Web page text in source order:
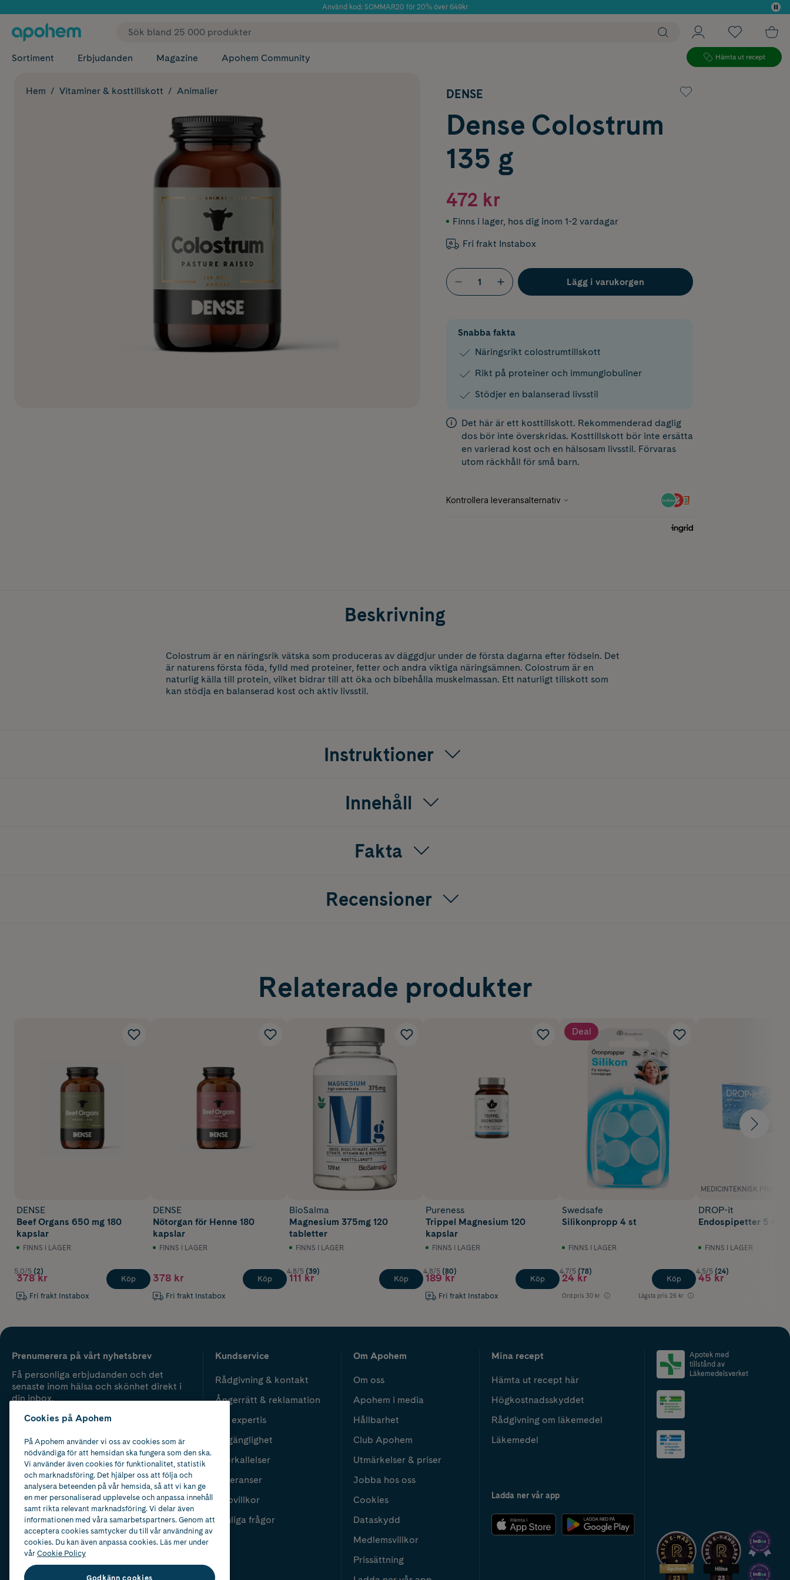
Använd kod: SOMMAR20 för 20% över 649kr
✓ Fri frakt
Sortiment Erbjudanden Magazine Apohem Community Hämta ut recept
Hem Vitaminer & kosttillskott Animalier DENSE
Dense Colostrum
135 g
472 kr
Finns i lager, hos dig inom 1-2 vardagar
Fri frakt Instabox
Lägg i varukorgen
Snabba fakta
Näringsrikt colostrumtillskott
Rikt på proteiner och immunglobuliner
Stödjer en balanserad livsstil
Det här är ett kosttillskott. Rekommenderad daglig
dos bör inte överskridas. Kosttillskott bör inte ersätta
en varierad kost och en hälsosam livsstil. Förvaras
utom räckhåll för små barn.
Beskrivning
Colostrum är en näringsrik vätska som produceras av däggdjur under de första dagarna efter födseln. Det
är naturens första föda, fylld med proteiner, fetter och andra viktiga näringsämnen. Colostrum är en
naturlig källa till protein, vilket bidrar till att öka och bibehålla muskelmassan. Ett naturligt tillskott som
kan stödja en balanserad kost och aktiv livsstil.
Instruktioner
Innehåll
Fakta
Recensioner
Relaterade produkter
DENSE
Beef Organs 650 mg 180
kapslar
FINNS I LAGER
5.0/5 (2)
378 kr
Fri frakt Instabox
Köp
DENSE
Nötorgan för Henne 180
kapslar
FINNS I LAGER
378 kr
Fri frakt Instabox
Köp
BioSalma
Magnesium 375mg 120
tabletter
FINNS I LAGER
4.8/5 (39)
111 kr Köp
Pureness
Trippel Magnesium 120
kapslar
FINNS I LAGER
4.8/5 (80)
189 kr
Fri frakt Instabox
Köp
Deal
Swedsafe
Silikonpropp 4 st
FINNS I LAGER
4.7/5 (78)
24 kr
Ord.pris 30 kr Lägsta pris 26 kr
Köp
MEDICINTEKNISK
DROP-it
Endospipetter 5 ml
FINNS I LAGER
4.5/5 (24)
45 kr
Prenumerera på vårt nyhetsbrev
Få personliga erbjudanden och det
senaste inom hälsa och skönhet direkt i
din inbox.
Kundservice
Rådgivning & kontakt
Ångerrätt & reklamation
Vår expertis
Tillgänglighet
Återkallelser
Leveranser
Köpvillkor
Vanliga frågor
Om Apohem
Om oss
Apohem i media
Hållbarhet
Club Apohem
Utmärkelser & priser
Jobba hos oss
Cookies
Dataskydd
Medlemsvillkor
Prissättning
Mina recept
Hämta ut recept här
Högkostnadsskyddet
Rådgivning om läkemedel
Läkemedel
Ladda ner vår app
Apotek med
tillstånd av
Läkemedelsverket
2024
Cookies på Apohem
På Apohem använder vi oss av cookies som är
nödvändiga för att hemsidan ska fungera som den ska.
Vi använder även cookies för funktionalitet, statistik
och marknadsföring. Det hjälper oss att följa och
analysera beteenden på vår hemsida, så att vi kan ge
en mer personaliserad upplevelse och anpassa innehåll
samt rikta relevant marknadsföring. Vi delar även
informationen med våra samarbetspartners. Genom att
acceptera cookies samtycker du till vår användning av
cookies. Du kan även anpassa cookies. Läs mer under
vårCookie Policy
Godkänn cookies